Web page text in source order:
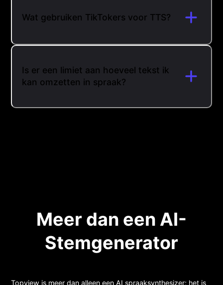
Wat gebruiken TikTokers voor TTS?
Is er een limiet aan hoeveel tekst ik
kan omzetten in spraak?
Meer dan een AI-
Stemgenerator
Topview is meer dan alleen een AI spraaksynthesizer; het is